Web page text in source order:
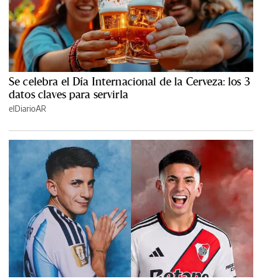
Se celebra el Día Internacional de la Cerveza: los 3
datos claves para servirla
elDiarioAR